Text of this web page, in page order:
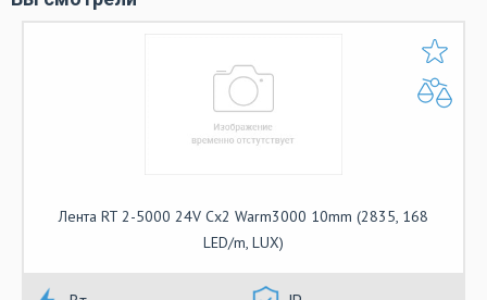
Лента RT 2-5000 24V Cx2 Warm3000 10mm (2835, 168
LED/m, LUX)